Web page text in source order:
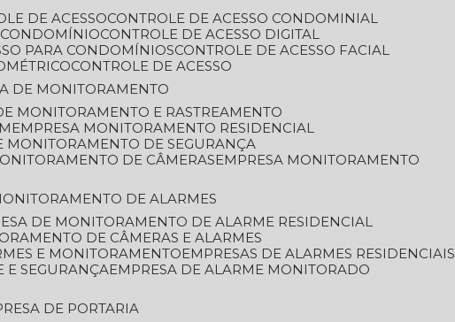
DE ACESSO
CONTROLE DE ACESSO CONDOMINIAL
CONDOMÍNIO
CONTROLE DE ACESSO DIGITAL
PARA CONDOMÍNIOS
CONTROLE DE ACESSO FACIAL
CONTROLE DE ACESSO
DE MONITORAMENTO
MONITORAMENTO E RASTREAMENTO
EMPRESA MONITORAMENTO RESIDENCIAL
MONITORAMENTO DE SEGURANÇA
DE CÂMERAS
EMPRESA MONITORAMENTO
DE ALARMES
DE MONITORAMENTO DE ALARME RESIDENCIAL
DE CÂMERAS E ALARMES
E MONITORAMENTO
EMPRESAS DE ALARMES RESIDENCIAIS
E SEGURANÇA
EMPRESA DE ALARME MONITORADO
DE PORTARIA